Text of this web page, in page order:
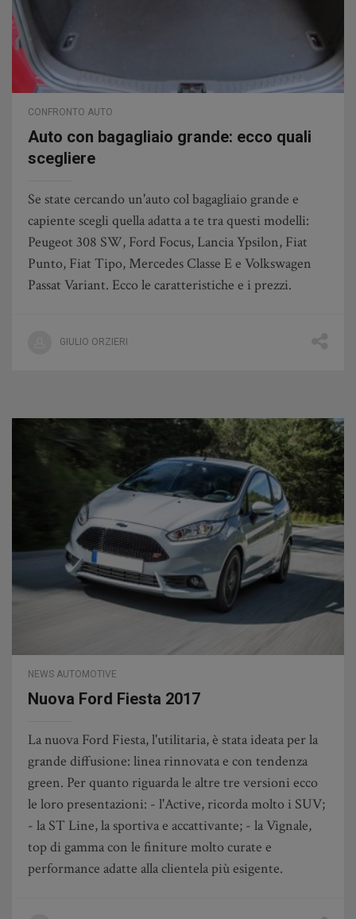
CONFRONTO AUTO
Auto con bagagliaio grande: ecco quali
scegliere
Se state cercando un'auto col bagagliaio grande e
capiente scegli quella adatta a te tra questi modelli:
Peugeot 308 SW, Ford Focus, Lancia Ypsilon, Fiat
Punto, Fiat Tipo, Mercedes Classe E e Volkswagen
Passat Variant. Ecco le caratteristiche e i prezzi.
GIULIO ORZIERI
NEWS AUTOMOTIVE
Nuova Ford Fiesta 2017
La nuova Ford Fiesta, l'utilitaria, è stata ideata per la
grande diffusione: linea rinnovata e con tendenza
green. Per quanto riguarda le altre tre versioni ecco
le loro presentazioni: - l'Active, ricorda molto i SUV;
- la ST Line, la sportiva e accattivante; - la Vignale,
top di gamma con le finiture molto curate e
performance adatte alla clientela più esigente.